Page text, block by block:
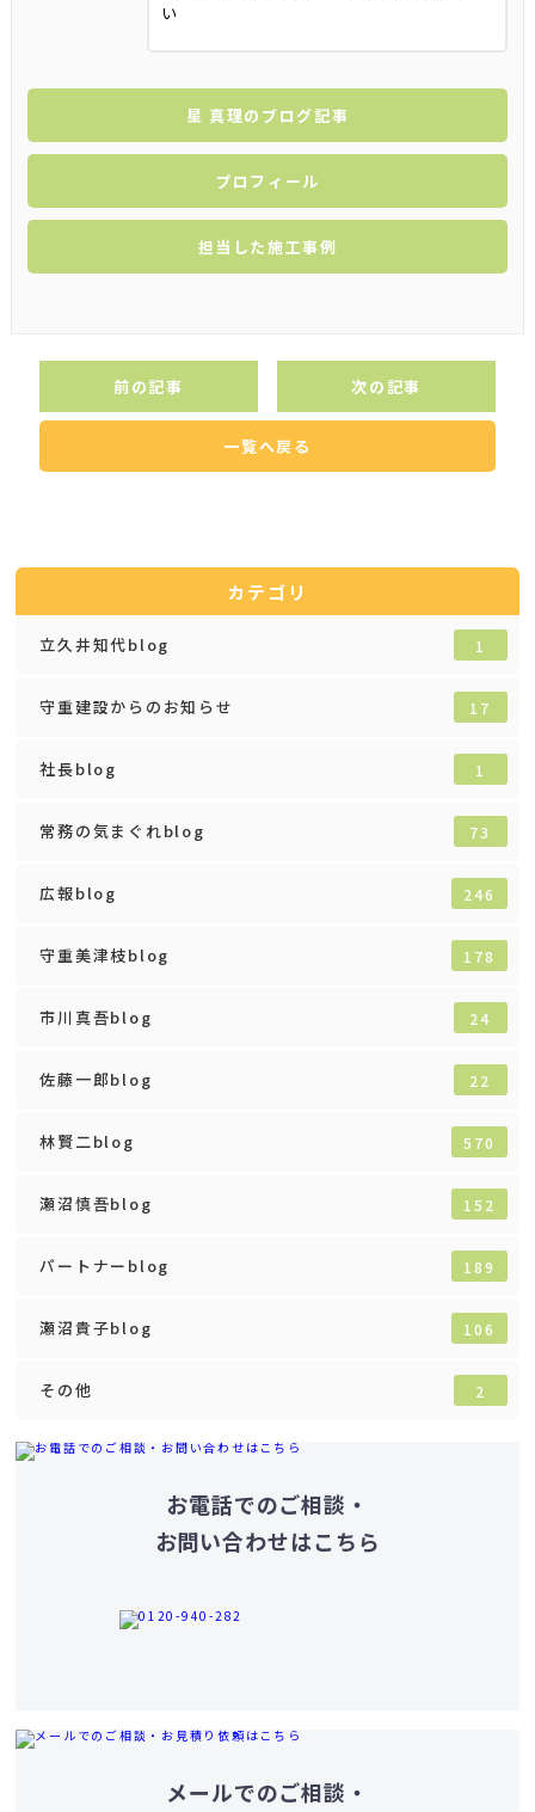
い
星 真理のブログ記事
プロフィール
担当した施工事例
前の記事 次の記事
一覧へ戻る
カテゴリ
立久井知代blog 1
守重建設からのお知らせ 17
社長blog 1
常務の気まぐれblog 73
広報blog 246
守重美津枝blog 178
市川真吾blog 24
佐藤一郎blog 22
林賢二blog 570
瀬沼慎吾blog 152
パートナーblog 189
瀬沼貴子blog 106
その他 2
お電話でのご相談・
お問い合わせはこちら
メールでのご相談・